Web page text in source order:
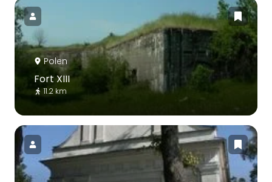
Polen
Fort XIII
11.2 km